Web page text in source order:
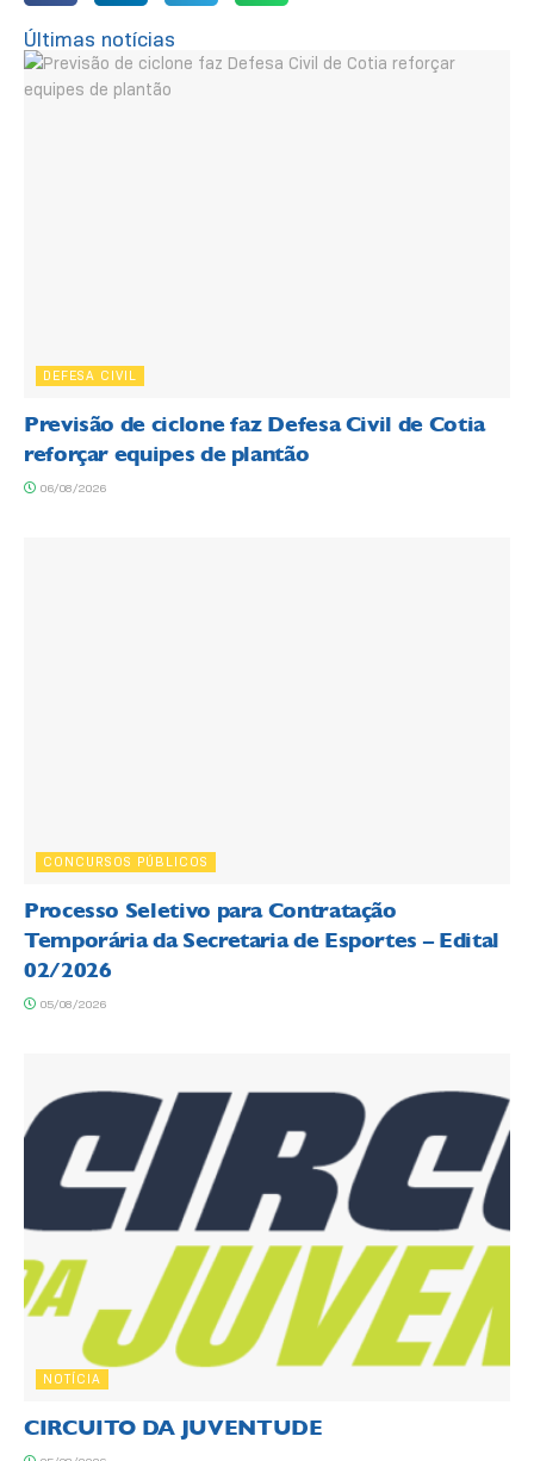
Últimas notícias
DEFESA CIVIL
Previsão de ciclone faz Defesa Civil de Cotia
reforçar equipes de plantão
06/08/2026
CONCURSOS PÚBLICOS
Processo Seletivo para Contratação
Temporária da Secretaria de Esportes – Edital
02/2026
05/08/2026
NOTÍCIA
CIRCUITO DA JUVENTUDE